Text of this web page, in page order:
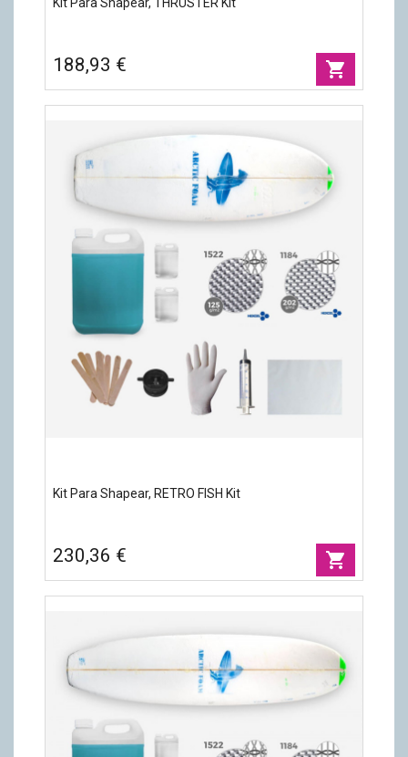
188,93 € shopping_cart
Kit Para Shapear, RETRO FISH Kit
230,36 € shopping_cart